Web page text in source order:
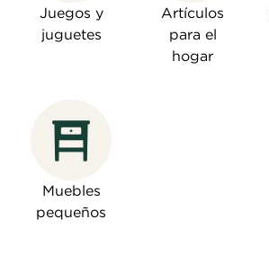
Juegos y
juguetes
Artículos
para el
hogar
Muebles
pequeños